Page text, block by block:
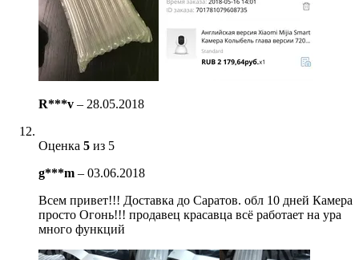
R***v – 28.05.2018
Оценка 5 из 5
g***m – 03.06.2018
Всем привет!!! Доставка до Саратов. обл 10 дней Камера
просто Огонь!!! продавец красавца всё работает на ура
много функций